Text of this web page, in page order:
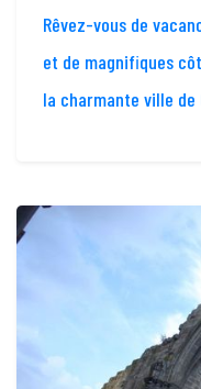
Rêvez-vous de
et de magnifiques
la charmante ville de